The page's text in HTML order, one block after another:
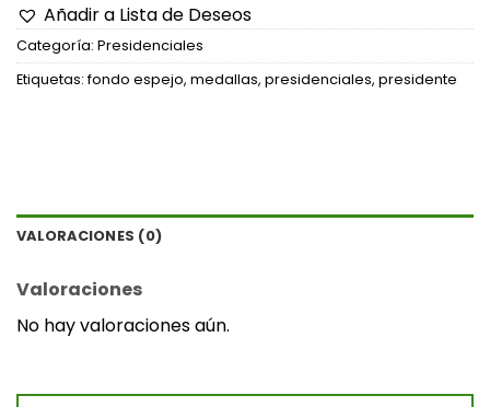
Añadir a Lista de Deseos
Categoría: Presidenciales
Etiquetas:fondo espejo, medallas, presidenciales, presidente
VALORACIONES (0)
Valoraciones
No hay valoraciones aún.